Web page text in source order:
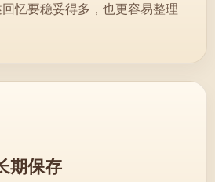
忆要稳妥得多，也更容易整理
期保存